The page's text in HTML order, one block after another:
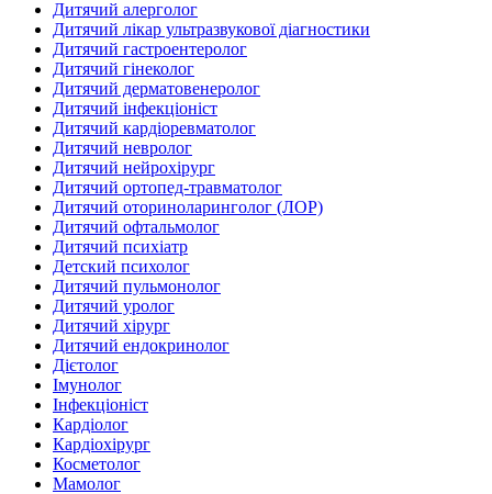
Дитячий алерголог
Дитячий лікар ультразвукової діагностики
Дитячий гастроентеролог
Дитячий гінеколог
Дитячий дерматовенеролог
Дитячий інфекціоніст
Дитячий кардіоревматолог
Дитячий невролог
Дитячий нейрохірург
Дитячий ортопед-травматолог
Дитячий оториноларинголог (ЛОР)
Дитячий офтальмолог
Дитячий психіатр
Детский психолог
Дитячий пульмонолог
Дитячий уролог
Дитячий хірург
Дитячий ендокринолог
Дієтолог
Імунолог
Інфекціоніст
Кардіолог
Кардіохірург
Косметолог
Мамолог